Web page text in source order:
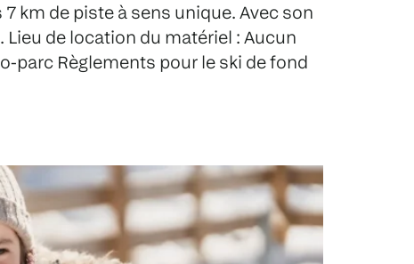
km de piste à sens unique. Avec son
de location du matériel : Aucun
parc Règlements pour le ski de fond